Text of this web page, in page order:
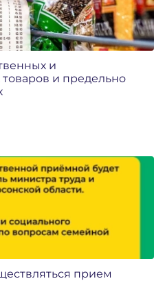
и
и предельно
прием